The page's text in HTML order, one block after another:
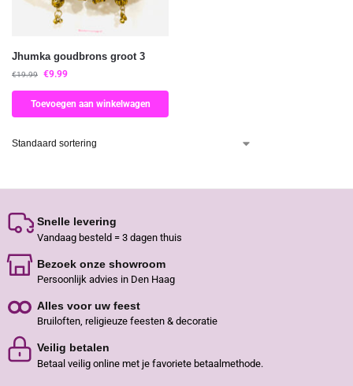
Jhumka goudbrons groot 3
€19.99 €9.99
Toevoegen aan winkelwagen
Snelle levering
Vandaag besteld = 3 dagen thuis
Bezoek onze showroom
Persoonlijk advies in Den Haag
Alles voor uw feest
Bruiloften, religieuze feesten & decoratie
Veilig betalen
Betaal veilig online met je favoriete betaalmethode.